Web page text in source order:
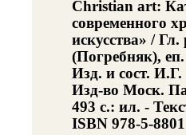
Christian art:
современного
искусства» /
(Погребняк),
Изд. и сост.
Изд-во Моск.
493 с.: ил. -
ISBN 978-5-